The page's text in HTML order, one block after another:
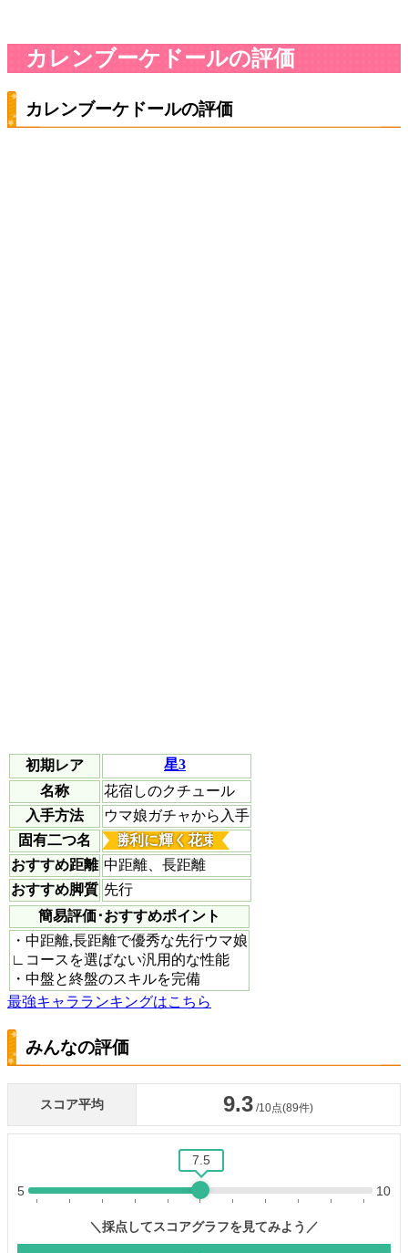
カレンブーケドールの評価
カレンブーケドールの評価
初期レア
星3
名称
花宿しのクチュール
入手方法
ウマ娘ガチャから入手
固有二つ名
勝利に輝く花束
おすすめ距離 中距離、長距離
おすすめ脚質 先行
簡易評価･おすすめポイント
・中距離,長距離で優秀な先行ウマ娘
∟コースを選ばない汎用的な性能
・中盤と終盤のスキルを完備
最強キャラランキングはこちら
みんなの評価